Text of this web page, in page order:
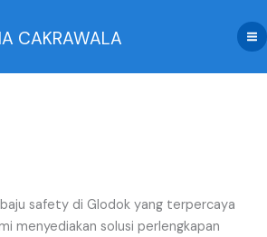
CAKRAWALA
safety di Glodok yang terpercaya
menyediakan solusi perlengkapan
latest